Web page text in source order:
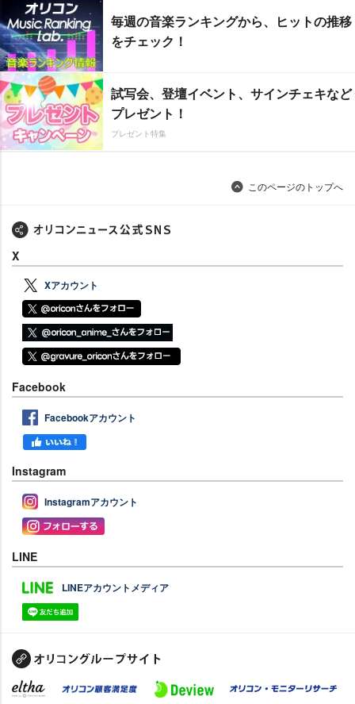
毎週の音楽ランキングから、ヒットの推移
をチェック！
試写会、登壇イベント、サインチェキなど
プレゼント！
プレゼント特集
このページのトップへ
X
Xアカウント
Facebook
Facebookアカウント
Instagram
Instagramアカウント
LINE
LINEアカウントメディア